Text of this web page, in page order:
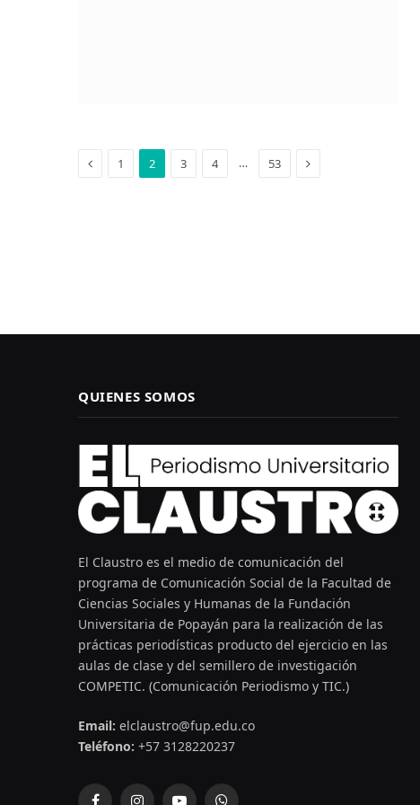
Anterior
1 2 3 4 … 53 Siguiente
QUIENES SOMOS
El Claustro es el medio de comunicación del
programa de Comunicación Social de la Facultad de
Ciencias Sociales y Humanas de la Fundación
Universitaria de Popayán para la realización de las
prácticas periodísticas producto del ejercicio en las
aulas de clase y del semillero de investigación
COMPETIC. (Comunicación Periodismo y TIC.)
Email: elclaustro@fup.edu.co
Teléfono: +57 3128220237